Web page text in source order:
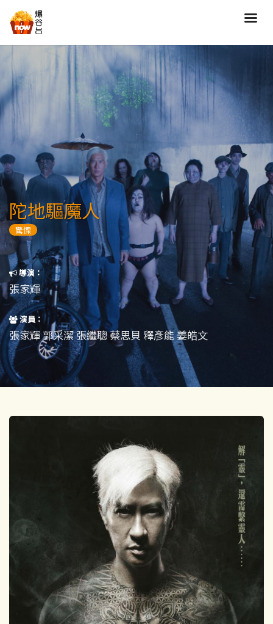
搜尋
全部類型
劇情
動作
歷險
驚慄
恐怖
科幻
奇幻
動畫
家庭
寫實紀錄
罪案
歌舞
成人
運動
特別/特輯
短片
一般
其他
陀地驅魔人
驚慄
導演：
張家輝
演員：
張家輝 郭采潔 張繼聰 蔡思貝 釋彥能 姜皓文